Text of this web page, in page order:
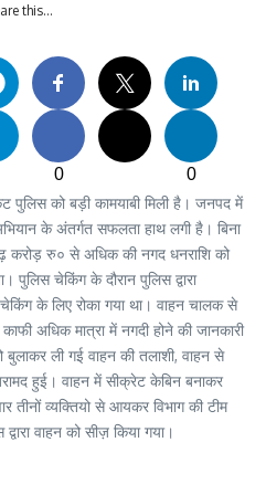
this…
0
0
पुलिस को बड़ी कामयाबी मिली है। जनपद में
के अंतर्गत सफलता हाथ लगी है। बिना
करोड़ रु० से अधिक की नगद धनराशि को
पुलिस चेकिंग के दौरान पुलिस द्वारा
के लिए रोका गया था। वाहन चालक से
अधिक मात्रा में नगदी होने की जानकारी
ली गई वाहन की तलाशी, वाहन से
हुई। वाहन में सीक्रेट केबिन बनाकर
तीनों व्यक्तियो से आयकर विभाग की टीम
वाहन को सीज़ किया गया।